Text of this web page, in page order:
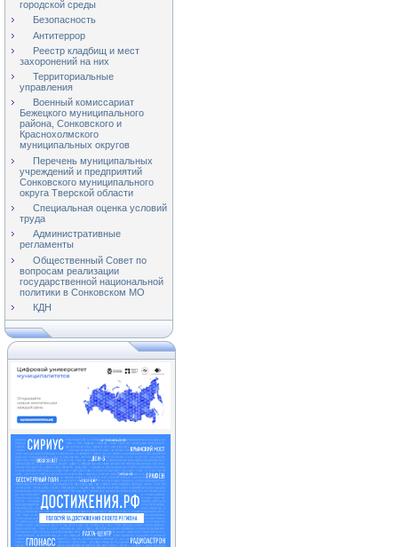
городской среды
Безопасность
Антитеррор
Реестр кладбищ и мест
захоронений на них
Территориальные
управления
Военный комиссариат
Бежецкого муниципального
района, Сонковского и
Краснохолмского
муниципальных округов
Перечень муниципальных
учреждений и предприятий
Сонковского муниципального
округа Тверской области
Специальная оценка условий
труда
Административные
регламенты
Общественный Совет по
вопросам реализации
государственной национальной
политики в Сонковском МО
КДН